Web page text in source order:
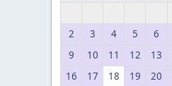
2
3 4 5 6
9
10 11 12 13
16
17 18 19 20